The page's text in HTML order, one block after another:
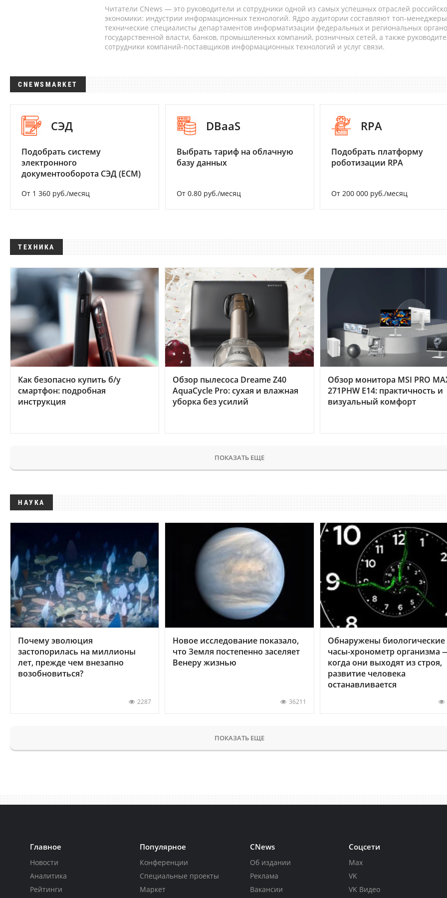
Читатели CNews — это руководители и сотрудники одной из самых успешных отраслей
экономики: индустрии информационных технологий. Ядро аудитории составляют топ-
технические специалисты департаментов информатизации федеральных и региональных
государственной власти, банков, промышленных компаний, розничных сетей, а также
сотрудники компаний-поставщиков информационных технологий и услуг связи.
CNEWSMARKET
СЭД
Подобрать систему
электронного
документооборота СЭД (ECM)
От 1 360 руб./месяц
DBaaS
Выбрать тариф на облачную
базу данных
От 0.80 руб./месяц
RPA
Подобрать платформу
роботизации RPA
От 200 000 руб./месяц
ТЕХНИКА
Как безопасно купить б/у
смартфон: подробная
инструкция
Обзор пылесоса Dreame Z40
AquaCycle Pro: сухая и влажная
уборка без усилий
Обзор монитора MSI PRO
271PHW E14: практичность и
визуальный комфорт
ПОКАЗАТЬ ЕЩЕ
НАУКА
Почему эволюция
застопорилась на миллионы
лет, прежде чем внезапно
возобновиться?
2287
Новое исследование показало,
что Земля постепенно заселяет
Венеру жизнью
36211
Обнаружены биологические
часы-хронометр организма
когда они выходят из строя,
развитие человека
останавливается
ПОКАЗАТЬ ЕЩЕ
Главное
Новости
Аналитика
Рейтинги
Популярное
Конференции
Специальные проекты
Маркет
CNews
Об издании
Реклама
Вакансии
Соцсети
Max
VK
VK Видео